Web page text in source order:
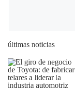
últimas noticias